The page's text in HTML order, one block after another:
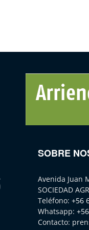
SOBRE
Avenida Juan
SOCIEDAD
Teléfono: +56
Whatsapp:
Contacto: